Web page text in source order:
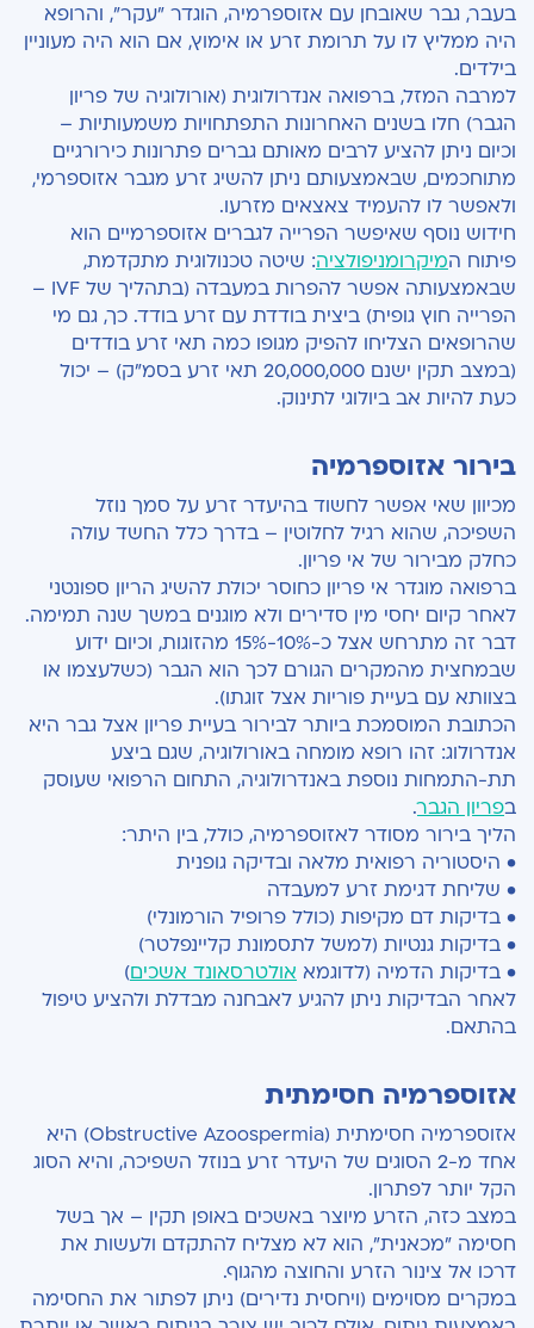
בעבר, גבר שאובחן עם אזוספרמיה, הוגדר "עקר", והרופא
היה ממליץ לו על תרומת זרע או אימוץ, אם הוא היה מעוניין
בילדים.
למרבה המזל, ברפואה אנדרולוגית (אורולוגיה של פריון
הגבר) חלו בשנים האחרונות התפתחויות משמעותיות –
וכיום ניתן להציע לרבים מאותם גברים פתרונות כירורגיים
מתוחכמים, שבאמצעותם ניתן להשיג זרע מגבר אזוספרמי,
ולאפשר לו להעמיד צאצאים מזרעו.
חידוש נוסף שאיפשר הפרייה לגברים אזוספרמיים הוא
פיתוח המיקרומניפולציה: שיטה טכנולוגית מתקדמת,
שבאמצעותה אפשר להפרות במעבדה (בתהליך של IVF –
הפרייה חוץ גופית) ביצית בודדת עם זרע בודד. כך, גם מי
שהרופאים הצליחו להפיק מגופו כמה תאי זרע בודדים
(במצב תקין ישנם 20,000,000 תאי זרע בסמ"ק) – יכול
כעת להיות אב ביולוגי לתינוק.
בירור אזוספרמיה
מכיוון שאי אפשר לחשוד בהיעדר זרע על סמך נוזל
השפיכה, שהוא רגיל לחלוטין – בדרך כלל החשד עולה
כחלק מבירור של אי פריון.
ברפואה מוגדר אי פריון כחוסר יכולת להשיג הריון ספונטני
לאחר קיום יחסי מין סדירים ולא מוגנים במשך שנה תמימה.
דבר זה מתרחש אצל כ-10%-15% מהזוגות, וכיום ידוע
שבמחצית מהמקרים הגורם לכך הוא הגבר (כשלעצמו או
בצוותא עם בעיית פוריות אצל זוגתו).
הכתובת המוסמכת ביותר לבירור בעיית פריון אצל גבר היא
אנדרולוג: זהו רופא מומחה באורולוגיה, שגם ביצע
תת-התמחות נוספת באנדרולוגיה, התחום הרפואי שעוסק
בפריון הגבר.
הליך בירור מסודר לאזוספרמיה, כולל, בין היתר:
• היסטוריה רפואית מלאה ובדיקה גופנית
• שליחת דגימת זרע למעבדה
• בדיקות דם מקיפות (כולל פרופיל הורמונלי)
• בדיקות גנטיות (למשל לתסמונת קליינפלטר)
• בדיקות הדמיה (לדוגמא אולטרסאונד אשכים)
לאחר הבדיקות ניתן להגיע לאבחנה מבדלת ולהציע טיפול
בהתאם.
אזוספרמיה חסימתית
אזוספרמיה חסימתית (Obstructive Azoospermia) היא
אחד מ-2 הסוגים של היעדר זרע בנוזל השפיכה, והיא הסוג
הקל יותר לפתרון.
במצב כזה, הזרע מיוצר באשכים באופן תקין – אך בשל
חסימה "מכאנית", הוא לא מצליח להתקדם ולעשות את
דרכו אל צינור הזרע והחוצה מהגוף.
במקרים מסוימים (ויחסית נדירים) ניתן לפתור את החסימה